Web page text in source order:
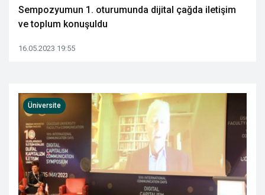
Sempozyumun 1. oturumunda dijital çağda iletişim
ve toplum konuşuldu
16.05.2023 19:55
Üniversite